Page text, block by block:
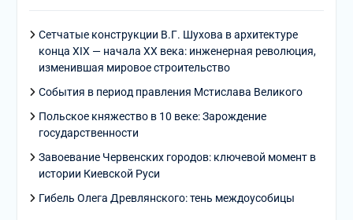
Сетчатые конструкции В.Г. Шухова в архитектуре
конца XIX — начала XX века: инженерная революция,
изменившая мировое строительство
События в период правления Мстислава Великого
Польское княжество в 10 веке: Зарождение
государственности
Завоевание Червенских городов: ключевой момент в
истории Киевской Руси
Гибель Олега Древлянского: тень междоусобицы